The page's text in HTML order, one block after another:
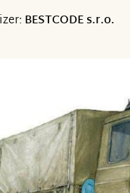
BESTCODE s.r.o.